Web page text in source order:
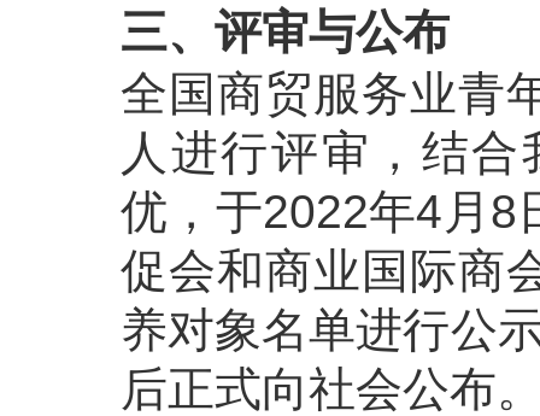
三、评审与公布
全国商贸服务业青
人进行评审，结
优，于2022年4月8
促会和商业国际商
养对象名单进行公
后正式向社会公布